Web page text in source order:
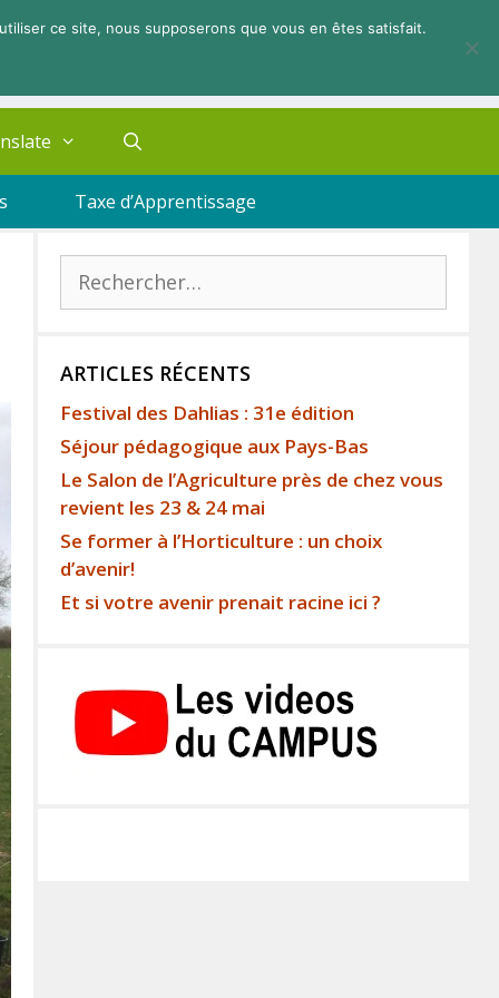
Taxe d’Apprentissage
ARTICLES RÉCENTS
Festival des Dahlias : 31e édition
Séjour pédagogique aux Pays-Bas
Le Salon de l’Agriculture près de chez vous
revient les 23 & 24 mai
Se former à l’Horticulture : un choix
d’avenir!
Et si votre avenir prenait racine ici ?
ce site, nous supposerons que vous en êtes satisfait.